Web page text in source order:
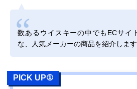
数あるウイスキーの中でもECサイ
な、人気メーカーの商品を紹介します
PICK UP①